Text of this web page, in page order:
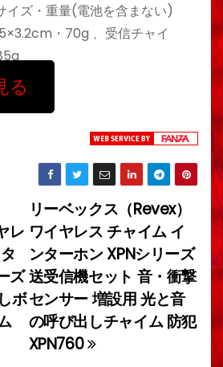
イズ・重量(電池を含まない)
・70g 、受信チャイ
る
リーベックス（Revex）
ワイヤレス チャイム イ
ンターホン XPNシリーズ
送受信機セット 音・衝撃
センサー 増設用 光と音
の呼び出しチャイム 防犯
XPN760
レ
ズ
ボ